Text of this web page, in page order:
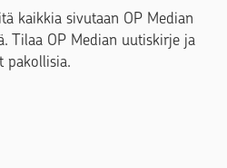
kaikkia sivutaan OP Median
Tilaa OP Median uutiskirje ja
pakollisia.